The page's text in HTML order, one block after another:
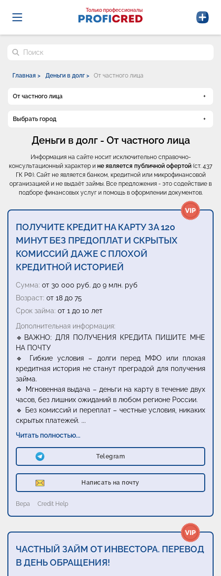
Probrokery - Только профессионалы
Только профессионалы
Поиск по сайту
Главная > Деньги в долг > От частного лица
От частного лица
Выбрать город
Деньги в долг - От частного лица
Информация на сайте носит исключительно справочно-
консультационный характер и не является публичной офертой (ст. 437
ГК РФ). Сайт не является банком, кредитной или микрофинансовой
организацией и не выдаёт займы. Все предложения - это содействие в
подборе финансовых услуг и помощь в оформлении документов.
ПОЛУЧИТЕ КРЕДИТ НА КАРТУ ЗА 120
МИНУТ БЕЗ ПРЕДОПЛАТ И СКРЫТЫХ
КОМИССИЙ ДАЖЕ С ПЛОХОЙ
КРЕДИТНОЙ ИСТОРИЕЙ
Сумма: от 30 000 руб. до 9 млн. руб
Возраст: от 18 до 75
Срок займа: от 1 до 10 лет
Дополнительная информация:
🔹ВАЖНО: ДЛЯ ПОЛУЧЕНИЯ КРЕДИТА ПИШИТЕ МНЕ
НА ПОЧТУ
🔹 Гибкие условия – долги перед МФО или плохая
кредитная история не станут преградой для получения
займа.
🔹 Мгновенная выдача – деньги на карту в течение двух
часов, без лишних ожиданий в любом регионе России.
🔹 Без комиссий и переплат – честные условия, никаких
скрытых платежей. ...
Читать полностью...
Telegram
Написать на почту
Вера Credit Help
ЧАСТНЫЙ ЗАЙМ ОТ ИНВЕСТОРА. ПЕРЕВОД
В ДЕНЬ ОБРАЩЕНИЯ!